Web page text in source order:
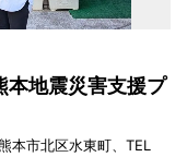
本地震災害支援プ
本市北区水東町、TEL